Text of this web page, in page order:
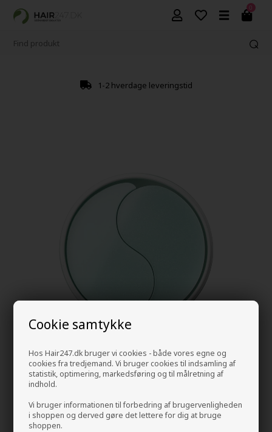
Cookie samtykke
Hos Hair247.dk bruger vi cookies - både vores egne og
cookies fra tredjemand. Vi bruger cookies til indsamling af
statistik, optimering, markedsføring og til målretning af
indhold.
Vi bruger informationen til forbedring af brugervenligheden
i shoppen og derved gøre det lettere for dig at bruge
shoppen.
0
1-2 hverdage leveringstid